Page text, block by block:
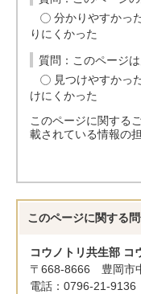
分かりやすかっ
りにくかった
質問：このページ
見つけやすかっ
けにくかった
このページに関する
載されている情報の
このページに関する
コウノトリ共生部 コ
〒668-8666 豊岡市
電話：0796-21-